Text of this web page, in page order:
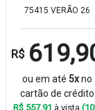
75415 VERÃO 26
R$
ou em até 5xno
cartão de crédito
R$ 557,91 à vista